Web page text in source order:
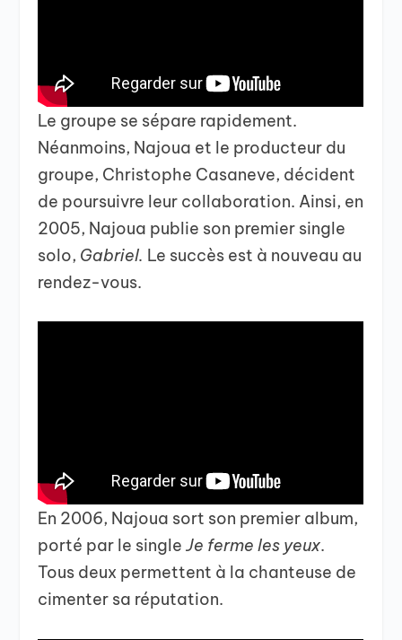
Le groupe se sépare rapidement.
Néanmoins, Najoua et le producteur du
groupe, Christophe Casaneve, décident
de poursuivre leur collaboration. Ainsi, en
2005, Najoua publie son premier single
solo, Gabriel. Le succès est à nouveau au
rendez-vous.
En 2006, Najoua sort son premier album,
porté par le singleJe ferme les yeux.
Tous deux permettent à la chanteuse de
cimenter sa réputation.